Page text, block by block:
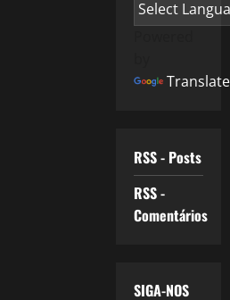
Translate
RSS - Posts
RSS -
Comentários
SIGA-NOS